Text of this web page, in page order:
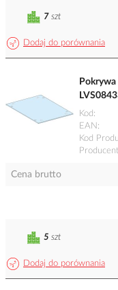
Dodaj do porównania
7 szt
Pokrywa
Kod
EAN
Kod
Producent
Cena brutto
Dodaj do porównania
5 szt